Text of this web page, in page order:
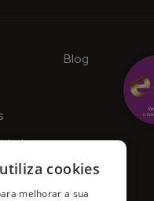
Blog
cookies
melhorar a sua